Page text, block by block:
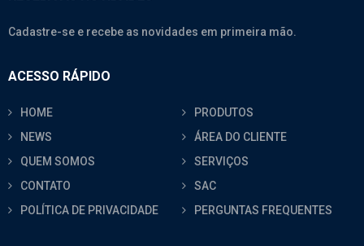
Cadastre-se e recebe as novidades em primeira mão.
ACESSO RÁPIDO
HOME
PRODUTOS
NEWS
ÁREA DO CLIENTE
QUEM SOMOS
SERVIÇOS
CONTATO
SAC
POLÍTICA DE PRIVACIDADE
PERGUNTAS FREQUENTES